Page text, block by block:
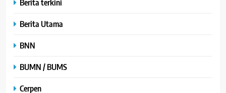
Berita Utama
BNN
BUMN / BUMS
Cerpen